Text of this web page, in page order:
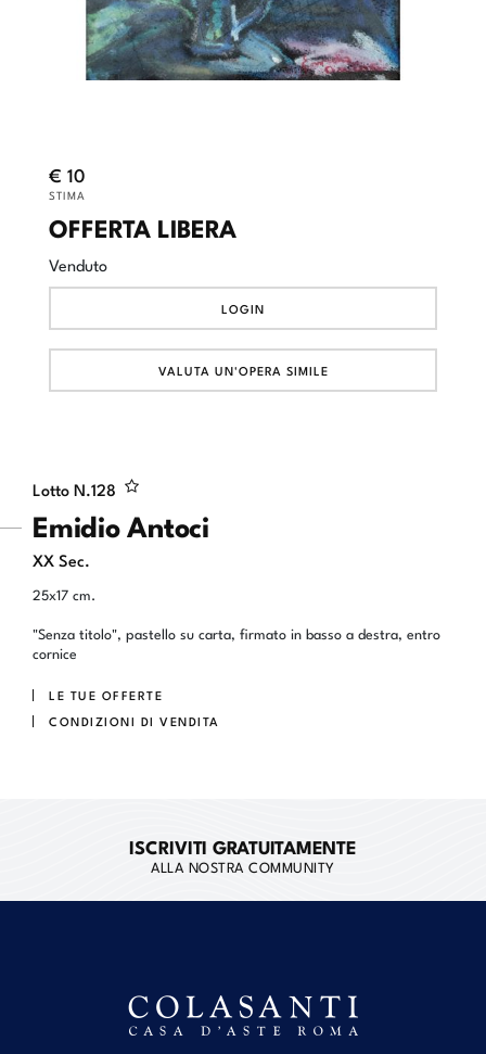
Lotto N.128
Emidio Antoci
XX Sec.
25x17 cm.
"Senza titolo", pastello su carta, firmato in basso a destra, entro
cornice
LE TUE OFFERTE
CONDIZIONI DI VENDITA
€ 10
STIMA
OFFERTA LIBERA
Venduto
LOGIN
VALUTA UN'OPERA SIMILE
ISCRIVITI GRATUITAMENTE
ALLA NOSTRA COMMUNITY